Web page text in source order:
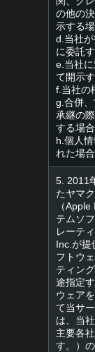
の他の
示する
d.当社
に委託
e.当社
て開示
f.当社の
g.合併
承継の
する場合
h.個人
れた場合
5. 2011
たヤマ
（
テムソ
レーテ
Inc.が提
フトウ
ティン
途指定
ウェア
て当サ
は、当
主要各
す。）